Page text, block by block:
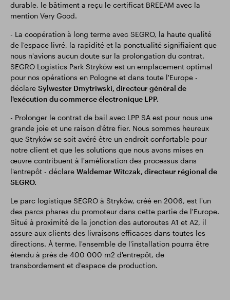
durable, le bâtiment a reçu le certificat BREEAM avec la
mention Very Good.
- La coopération à long terme avec SEGRO, la haute qualité
de l'espace livré, la rapidité et la ponctualité signifiaient que
nous n'avions aucun doute sur la prolongation du contrat.
SEGRO Logistics Park Stryków est un emplacement optimal
pour nos opérations en Pologne et dans toute l'Europe -
déclare Sylwester Dmytriwski, directeur général de
l'exécution du commerce électronique LPP.
- Prolonger le contrat de bail avec LPP SA est pour nous une
grande joie et une raison d'être fier. Nous sommes heureux
que Stryków se soit avéré être un endroit confortable pour
notre client et que les solutions que nous avons mises en
œuvre contribuent à l'amélioration des processus dans
l'entrepôt - déclare Waldemar Witczak, directeur régional de
SEGRO.
Le parc logistique SEGRO à Stryków, créé en 2006, est l'un
des parcs phares du promoteur dans cette partie de l'Europe.
Situé à proximité de la jonction des autoroutes A1 et A2, il
assure aux clients des livraisons efficaces dans toutes les
directions. À terme, l'ensemble de l'installation pourra être
étendu à près de 400 000 m2 d'entrepôt, de
transbordement et d'espace de production.